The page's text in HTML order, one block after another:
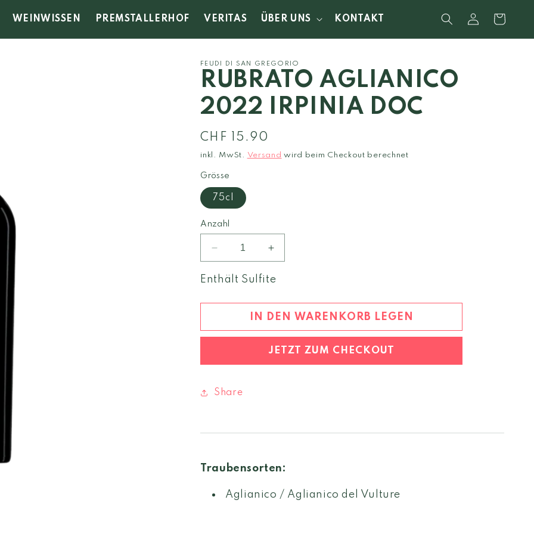
WEINWISSEN PREMSTALLERHOF VERITAS ÜBER UNS KONTAKT EinloggenWarenkorb
FEUDI DI SAN GREGORIO
RUBRATO AGLIANICO
2022 IRPINIA DOC
Normaler
Preis
CHF 15.90
inkl. MwSt. Versand wird beim Checkout berechnet
Grösse
75cl
Anzahl
Verringere
die
Menge
Rubrato
Aglianico
2022
Irpinia
Erhöhe
die
Menge
Rubrato
Aglianico
2022
Irpinia
DOC
Enthält Sulfite
IN DEN WARENKORB LEGEN
JETZT ZUM CHECKOUT
Share
Traubensorten:
Aglianico / Aglianico del Vulture